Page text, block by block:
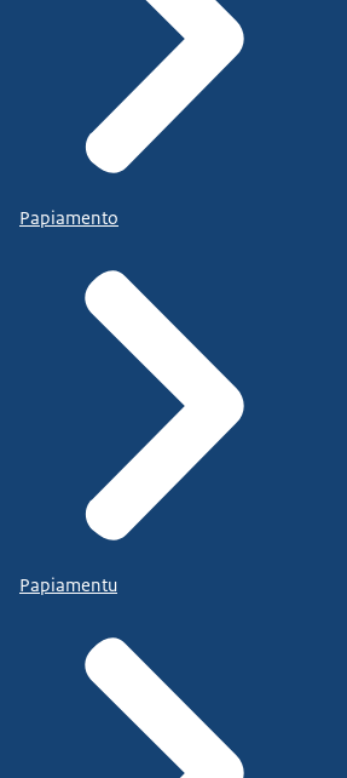
Papiamento
Papiamentu